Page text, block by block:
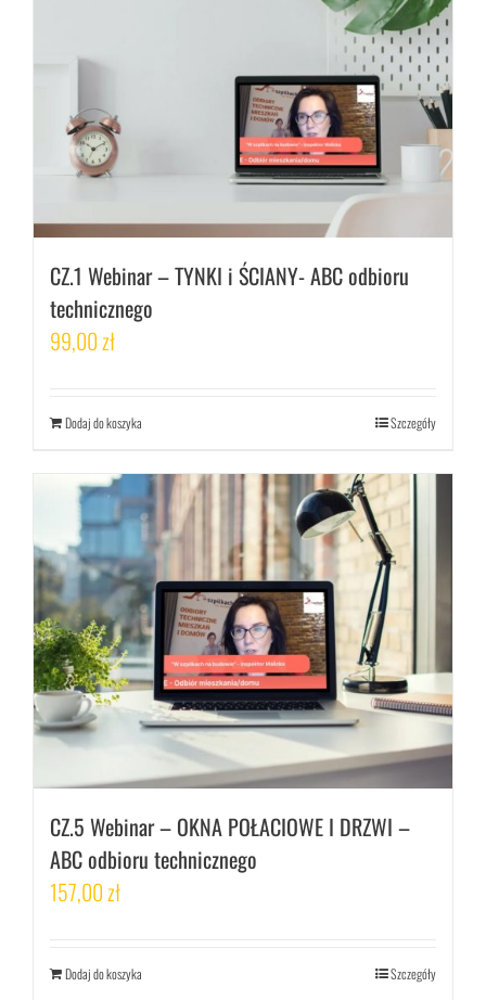
CZ.1 Webinar – TYNKI i ŚCIANY- ABC odbioru
technicznego
99,00zł
Dodaj do koszyka Szczegóły
CZ.5 Webinar – OKNA POŁACIOWE I DRZWI –
ABC odbioru technicznego
157,00zł
Dodaj do koszyka Szczegóły